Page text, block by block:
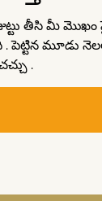
తీసి మీ
మూడు
.